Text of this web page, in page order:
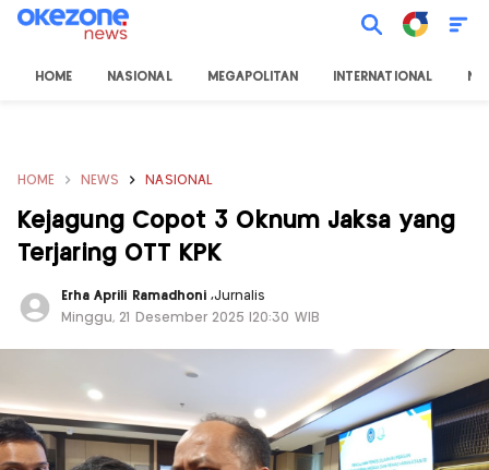
HOME NASIONAL MEGAPOLITAN INTERNATIONAL
HOME NEWS NASIONAL
Kejagung Copot 3 Oknum Jaksa yang
Terjaring OTT KPK
Erha Aprili Ramadhoni,Jurnalis
Minggu, 21 Desember 2025 |20:30 WIB